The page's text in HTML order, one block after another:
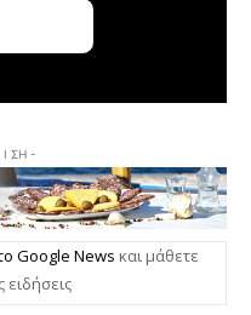
ΣΗ -
Google News και μάθετε
ειδήσεις